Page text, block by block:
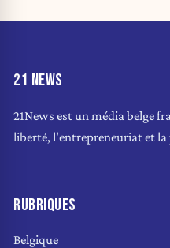
21 NEWS
21News est un média belge
liberté, l'entrepreneuriat et
RUBRIQUES
Belgique